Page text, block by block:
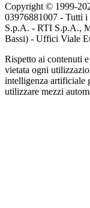
Copyright © 1999-
03976881007 - Tutti
S.p.A. - RTI S.p.A.,
Bassi) - Uffici Viale
Rispetto ai contenuti
vietata ogni
intelligenza artificiale
utilizzare mezzi